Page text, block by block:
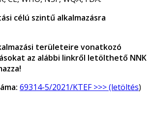
célú szintű alkalmazásra
területeire vonatkozó
az alábbi linkről letölthető NNK
69314-5/2021/KTEF >>> (letöltés)